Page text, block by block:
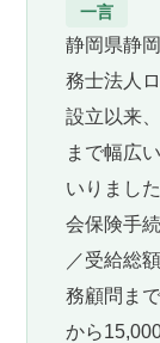
一言
静岡県静
務士法人
設立以来
まで幅広
いりまし
会保険手
／受給総
務顧問ま
から